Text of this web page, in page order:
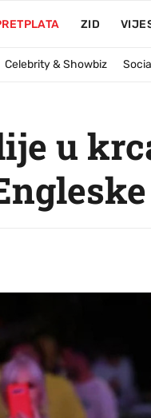
ZID
Celebrity & Showbiz
u